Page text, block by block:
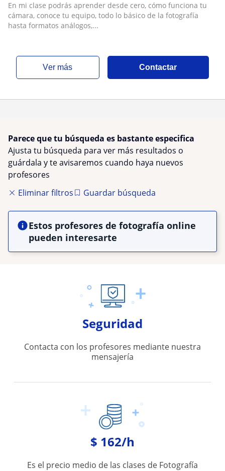
En mi clase podrás aprender desde cero, cómo funciona tu
cámara, conoce tu equipo, todo lo básico de la fotografía
hasta formatos análogos,...
ver más Contactar
Parece que tu búsqueda es bastante especifica
Ajusta tu búsqueda para ver más resultados o
guárdala y te avisaremos cuando haya nuevos
profesores
Eliminar filtros
Guardar búsqueda
Estos profesores de fotografía online
pueden interesarte
Seguridad
Contacta con los profesores mediante nuestra
mensajería
$ 162/h
Es el precio medio de las clases de Fotografía